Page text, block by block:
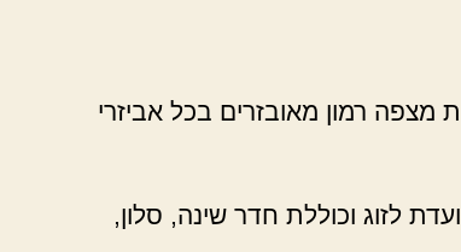
מצפה רמון מאובזרים בכל אביזרי
לזוג וכוללת חדר שינה, סלון,